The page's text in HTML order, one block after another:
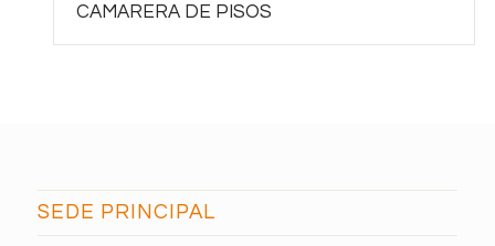
CAMARERA DE PISOS
SEDE PRINCIPAL